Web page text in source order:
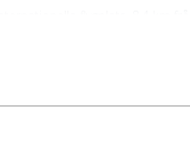
m från 2016 Konyaaltı Expo